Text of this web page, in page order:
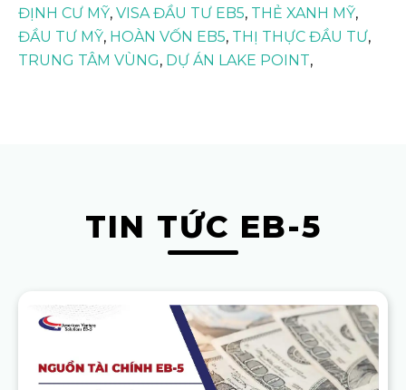
ĐỊNH CƯ MỸ, VISA ĐẦU TƯ EB5, THẺ XANH MỸ,
ĐẦU TƯ MỸ, HOÀN VỐN EB5, THỊ THỰC ĐẦU TƯ,
TRUNG TÂM VÙNG, DỰ ÁN LAKE POINT,
TIN TỨC EB-5